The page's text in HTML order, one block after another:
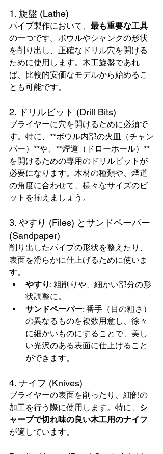
1. 旋盤 (Lathe)
パイプ製作において、 最も重要な工具
の一つです。ボウルやシャンクの形状
を削り出し、正確なドリル穴を開ける
ために使用します。木工旋盤であれ
ば、比較的安価なモデルから始めるこ
とも可能です。
2. ドリルビット (Drill Bits)
ブライヤーに穴を開けるために必須で
す。特に、**ボウル内部の火皿（チャン
バー）**や、**煙道（ドローホール）**
を開けるための専用のドリルビットが
必要になります。木材の種類や、煙道
の角度に合わせて、様々なサイズのビ
ットを揃えましょう。
3. やすり (Files) とサンドペーパー
(Sandpaper)
削り出したパイプの形状を整えたり、
表面を滑らかに仕上げるために使いま
す。
やすり : 粗削りや、細かい部分の形
状調整に。
サンドペーパー: 番手（目の粗さ）
の異なるものを複数用意し、徐々
に細かいものにすることで、美し
い光沢のある表面に仕上げること
ができます。
4. ナイフ (Knives)
ブライヤーの表面を削ったり、細部の
加工を行う際に使用します。特に、 シ
ャープで切れ味の良い木工用のナイフ
が適しています。